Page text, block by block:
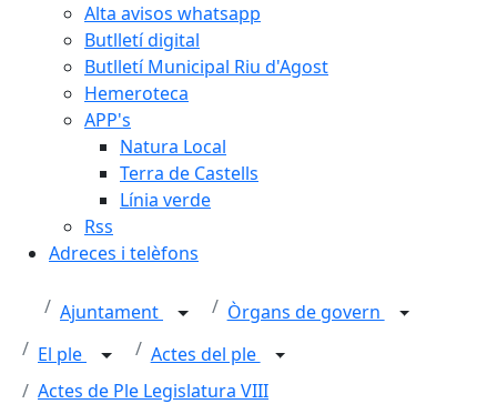
Alta avisos whatsapp
Butlletí digital
Butlletí Municipal Riu d'Agost
Hemeroteca
APP's
Natura Local
Terra de Castells
Línia verde
Rss
Adreces i telèfons
Ajuntament
Òrgans de govern
El ple
Actes del ple
Actes de Ple Legislatura VIII